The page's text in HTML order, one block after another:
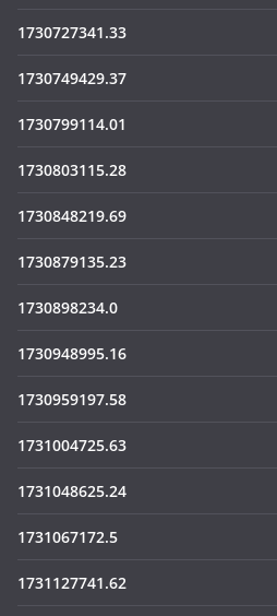
1730727341.33
1730749429.37
1730799114.01
1730803115.28
1730848219.69
1730879135.23
1730898234.0
1730948995.16
1730959197.58
1731004725.63
1731048625.24
1731067172.5
1731127741.62